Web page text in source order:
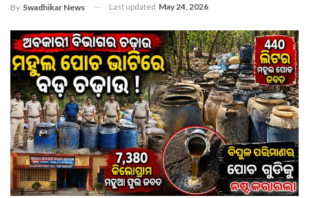
By Swadhikar News Last updated May 24, 2026